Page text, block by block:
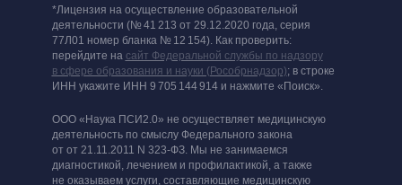
*Лицензия на осуществление образовательной
деятельности (№ 41 213 от 29.12.2020 года, серия
77Л01 номер бланка № 12 154). Как проверить:
перейдите на сайт Федеральной службы по надзору
в сфере образования и науки (Рособрнадзор); в строке
ИНН укажите ИНН 9 705 144 914 и нажмите «Поиск».
ООО «Наука ПСИ2.0» не осуществляет медицинскую
деятельность по смыслу Федерального закона
от от 21.11.2011 N 323-ФЗ. Мы не занимаемся
диагностикой, лечением и профилактикой, а также
не оказываем услуги, составляющие медицинскую